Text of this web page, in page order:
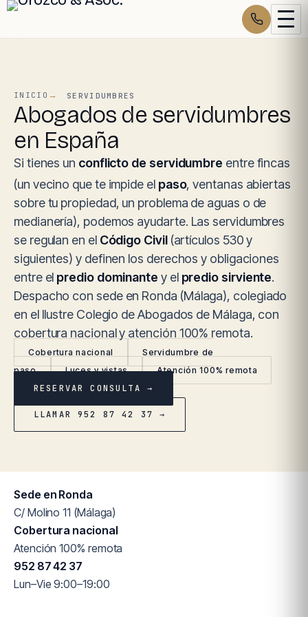
INICIO SERVIDUMBRES
Abogados de servidumbres
en España
Si tienes un conflicto de servidumbre entre fincas
(un vecino que te impide el paso, ventanas abiertas
sobre tu propiedad, un problema de aguas o de
medianería), podemos ayudarte. Las servidumbres
se regulan en el Código Civil(artículos 530 y
siguientes) y definen los derechos y obligaciones
entre el predio dominante y el predio sirviente.
Despacho con sede en Ronda (Málaga), colegiado
en el Ilustre Colegio de Abogados de Málaga, con
cobertura nacional y atención 100% remota.
Cobertura nacional
Servidumbre de
paso
Luces y vistas Atención 100% remota
RESERVAR CONSULTA →
LLAMAR 952 87 42 37 →
Sede en Ronda
C/ Molino 11 (Málaga)
Cobertura nacional
Atención 100% remota
952 87 42 37
Lun–Vie 9:00–19:00